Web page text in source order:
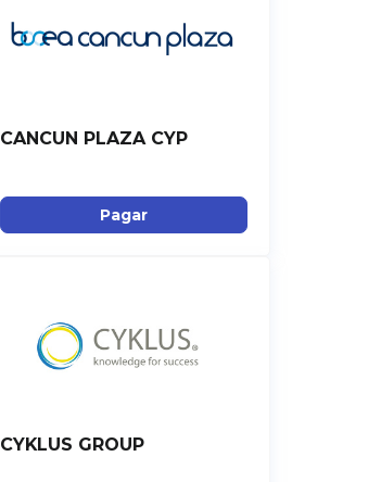
CANCUN PLAZA CYP
Pagar
CYKLUS GROUP